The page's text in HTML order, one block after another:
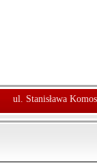
ul. Stanisława